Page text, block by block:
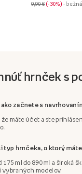
9,90 € -30% -
hrnček s
začnete s
máte účet a ste
typ hrnčeka, o ktorý
175 ml do 890 ml a široká
vybraných modelov.